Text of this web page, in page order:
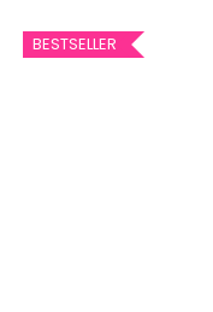
BESTSELLER